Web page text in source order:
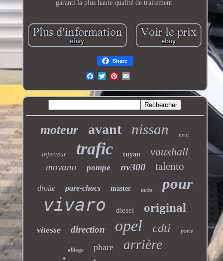
garanti la plus haute qualité de traitement.
Share
moteur avant nissan neuf
injecteur trafic tuyau vauxhall
movano pompe nv300 talento
droite pare-chocs master turbo pour
vivaro diesel original
vitesse direction opel cdti porte
alliage phare arrière